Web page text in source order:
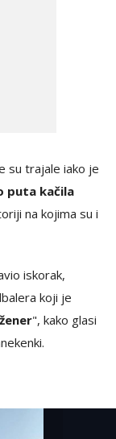
su trajale iako je
puta kačila
na kojima su i
iskorak,
koji je
", kako glasi